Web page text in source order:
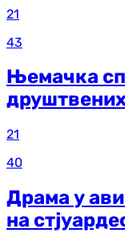
21
43
Њемачка
21
40
Драма у
на